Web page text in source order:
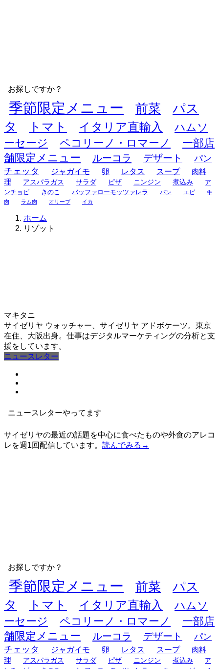
お探しですか？
季節限定メニュー 前菜
パス
タ
トマト イタリア直輸入
ハムソ
ーセージ
ペコリーノ・ロマーノ
一部店
舗限定メニュー
ルーコラ デザート
パン
チェッタ
ジャガイモ 卵 レタス スープ
肉料
理
アスパラガス サラダ ピザ ニンジン 煮込み
ア
ンチョビ
きのこ バッファローモッツァレラ パン エビ
牛
肉
ラム肉 オリーブ イカ
ホーム
リゾット
マキタニ
サイゼリヤ ウォッチャー、サイゼリヤ アドボケーツ。東京
在住、大阪出身。仕事はデジタルマーケティングの分析と支
援をしています。
ニュースレター
ニュースレターやってます
サイゼリヤの最近の話題を中心に食べたものや外食のアレコ
レを週1回配信しています。 読んでみる→
お探しですか？
季節限定メニュー 前菜
パス
タ
トマト イタリア直輸入
ハムソ
ーセージ
ペコリーノ・ロマーノ
一部店
舗限定メニュー
ルーコラ デザート
パン
チェッタ
ジャガイモ 卵 レタス スープ
肉料
理
アスパラガス サラダ ピザ ニンジン 煮込み
ア